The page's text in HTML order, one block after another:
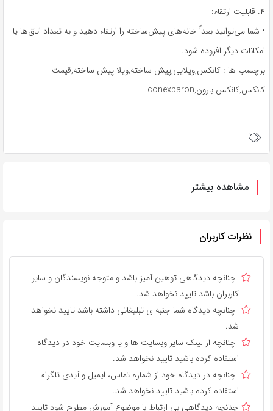
۴. قابلیت ارتقاء:
• شما می‌توانید بعداً خانه‌های پیش‌ساخته را ارتقاء دهید و به تعداد اتاق‌ها یا
امکانات دیگر افزوده شود.
برچسب ها : کانکس,ویلایی,پیش ساخته,ویلا پیش ساخته,قیمت
کانکس,کانکس بارون,conexbaron
مشاهده بیشتر
نظرات کاربران
چنانچه دیدگاهی توهین آمیز باشد و متوجه نویسندگان و سایر
کاربران باشد تایید نخواهد شد.
چنانچه دیدگاه شما جنبه ی تبلیغاتی داشته باشد تایید نخواهد
شد.
چنانچه از لینک سایر وبسایت ها و یا وبسایت خود در دیدگاه
استفاده کرده باشید تایید نخواهد شد.
چنانچه در دیدگاه خود از شماره تماس، ایمیل و آیدی تلگرام
استفاده کرده باشید تایید نخواهد شد.
چنانچه دیدگاهی بی ارتباط با موضوع آموزش مطرح شود تایید